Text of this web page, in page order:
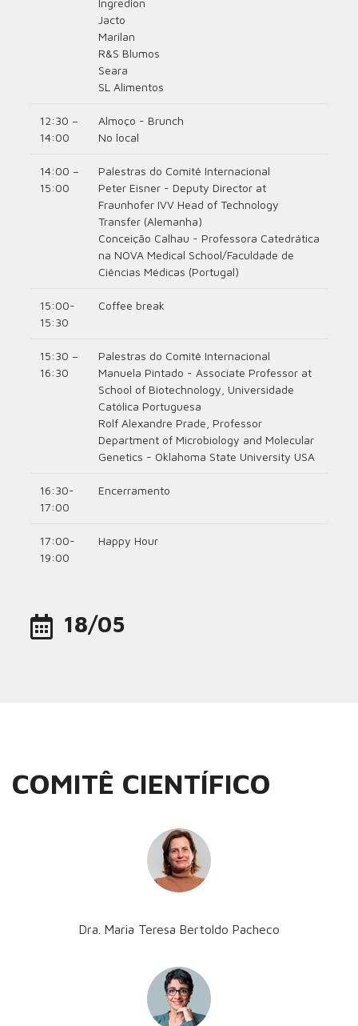
Jacto
Marilan
R&S Blumos
Seara
SL Alimentos
12:30 –
14:00
Almoço - Brunch
No local
14:00 –
15:00
Palestras do Comitê Internacional
Peter Eisner - Deputy Director at
Fraunhofer IVV Head of Technology
Transfer (Alemanha)
Conceição Calhau - Professora Catedrática
na NOVA Medical School/Faculdade de
Ciências Médicas (Portugal)
15:00-
15:30
Coffee break
15:30 –
16:30
Palestras do Comitê Internacional
Manuela Pintado - Associate Professor at
School of Biotechnology, Universidade
Católica Portuguesa
Rolf Alexandre Prade, Professor
Department of Microbiology and Molecular
Genetics - Oklahoma State University USA
16:30-
17:00
Encerramento
17:00-
19:00
Happy Hour
18/05
COMITÊ CIENTÍFICO
Dra. Maria Teresa Bertoldo Pacheco